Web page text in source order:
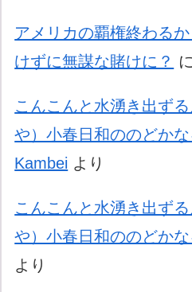
アメリカの覇権終わる
けずに無謀な賭けに？ に
こんこんと水湧き出ず
や）小春日和ののどか
Kambei より
こんこんと水湧き出ず
や）小春日和ののどか
より